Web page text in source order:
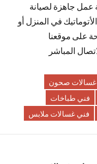
جاهزة لصيانة
في المنزل أو
على موقعنا
المباشر
غسالات صحون
فني طباخات
فني غسالات ملابس